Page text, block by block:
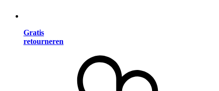
Gratis
retourneren